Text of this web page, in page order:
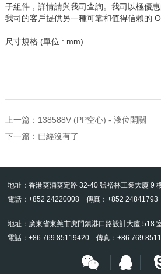
子組件，詳情請與我司查詢。我司以極優
我司的客戶提供另一種可靠和值得信賴的
尺寸規格 (單位 : mm)
上一篇： 138588V (PP空心) - 液位開關
下一篇：已經沒有了
地址：香港葵涌葵定路 32-40 號裕林工業大廈 9
電話：+852 24220008 傳真：+852 24841793
地址：廣東省東莞市虎門鎮港口路設計大廈 518
電話：+86 769 85119420 傳真：+86 769